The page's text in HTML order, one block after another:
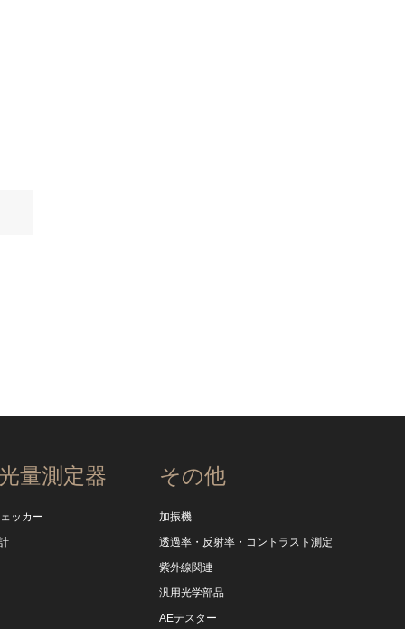
量測定器
ッカー
その他
加振機
透過率・反射率・コントラスト測定
紫外線関連
汎用光学部品
AEテスター